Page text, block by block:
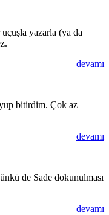
yazarla (ya da
devamı
bitirdim. Çok az
devamı
de Sade dokunulması
devamı